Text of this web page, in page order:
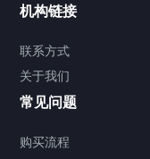
签署类文件海牙认
视频中心
机构链接
联系方式
关于我们
常见问题
购买流程